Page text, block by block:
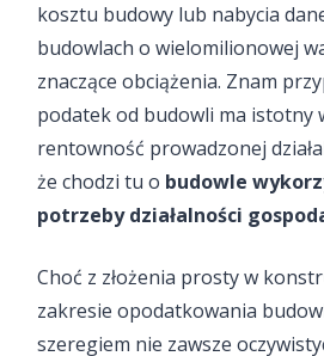
kosztu budowy lub nabycia
budowlach o wielomilionowej
znaczące obciążenia. Znam
podatek od budowli ma istotny
rentowność prowadzonej
że chodzi tu o budowle
potrzeby działalności
Choć z złożenia prosty w
zakresie opodatkowania
szeregiem nie zawsze